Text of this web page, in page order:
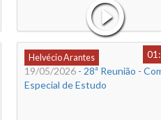
Helvécio Arantes
19/05/2026 - 28ª Reunião -
Especial de Estudo